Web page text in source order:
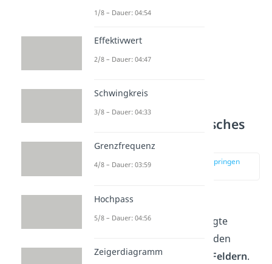
Homogenes elektrisches
Feld
zur Stelle im Video springen
Das durch einen
Plattenkondensator erzeugte
elektrische Feld gehört zu den
homogenen elektrischen Feldern.
1/8 – Dauer: 04:54
Effektivwert
2/8 – Dauer: 04:47
Schwingkreis
3/8 – Dauer: 04:33
Grenzfrequenz
4/8 – Dauer: 03:59
Hochpass
5/8 – Dauer: 04:56
Zeigerdiagramm